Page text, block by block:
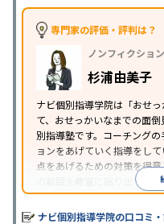
※2023年3月調査。小学校高学
専門家の評価・評判は？
ノンフィクショ
杉浦由美子
ナビ個別指導学院は「おせ
て、おせっかいなまでの面
別指導塾です。コーチング
ョンをあげていく指導をし
点をあげるための対策を得
の範囲を教室に貼り出すな
オリジナルテキストを使用
せたテキストを使った「先
ナビ個別指導学院の口コミ